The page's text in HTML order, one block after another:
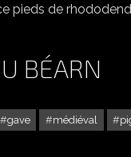
pieds de
BÉARN
gave médiéval